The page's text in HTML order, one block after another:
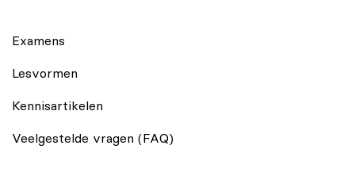
Examens
Lesvormen
Kennisartikelen
Veelgestelde vragen (FAQ)